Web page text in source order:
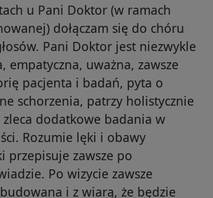
u Pani Doktor (w ramach
dołączam się do chóru
Pani Doktor jest niezwykle
empatyczna, uważna, zawsze
pacjenta i badań, pyta o
schorzenia, patrzy holistycznie
zleca dodatkowe badania w
Rozumie lęki i obawy
przepisuje zawsze po
Po wizycie zawsze
i z wiarą, że będzie